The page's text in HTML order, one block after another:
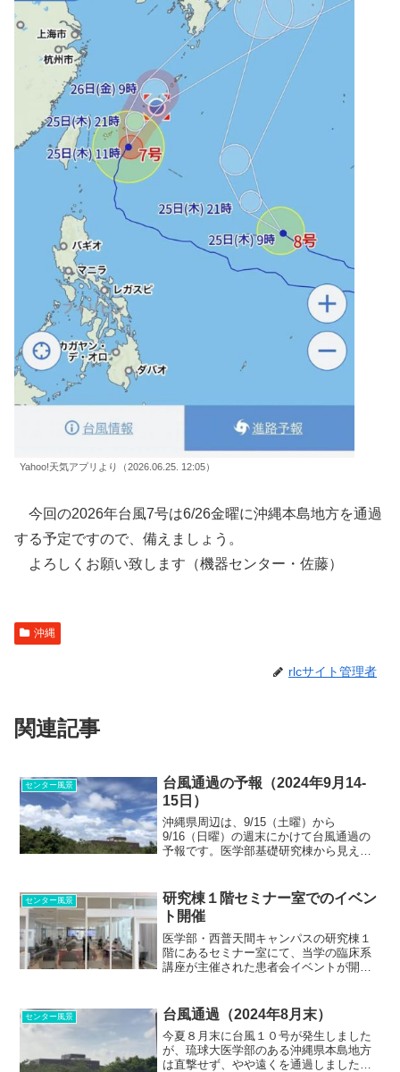
Yahoo!天気アプリより（2026.06.25. 12:05）
今回の2026年台風7号は6/26金曜に沖縄本島地方を通過
する予定ですので、備えましょう。
よろしくお願い致します（機器センター・佐藤）
沖縄
rlcサイト管理者
関連記事
センター風景
台風通過の予報（2024年9月14-
15日）
沖縄県周辺は、9/15（土曜）から
9/16（日曜）の週末にかけて台風通過の
予報です。医学部基礎研究棟から見える
の施錠などに注意して対策を行いま
す。 台風通過後、もし機...
センター風景
研究棟１階セミナー室でのイベン
ト開催
医学部・西普天間キャンパスの研究棟１
階にあるセミナー室にて、当学の臨床系
講座が主催された患者会イベントが開催
の入退室もできるため快適に利用できた
とのことでした。明るく見...
センター風景 台風通過（2024年8月末）
今夏８月末に台風１０号が発生しました
が、琉球大医学部のある沖縄県本島地方
は直撃せず、やや遠くを通過しました。